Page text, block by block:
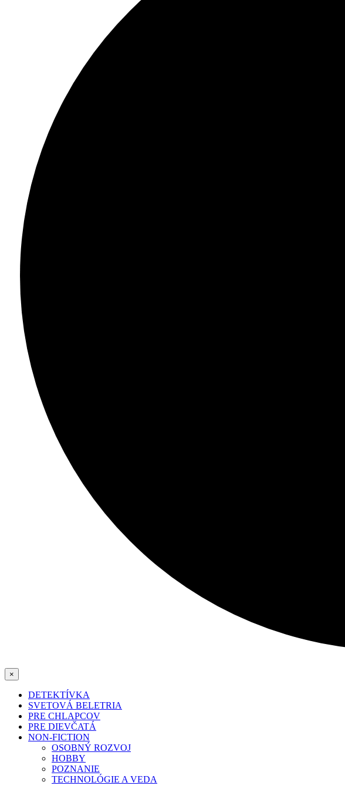
×
DETEKTÍVKA
SVETOVÁ BELETRIA
PRE CHLAPCOV
PRE DIEVČATÁ
NON-FICTION
OSOBNÝ ROZVOJ
HOBBY
POZNANIE
TECHNOLÓGIE A VEDA